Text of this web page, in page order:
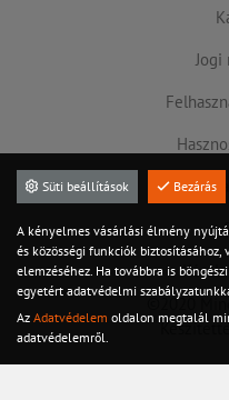
Jogi
©2020
Süti beállítások Bezárás
A kényelmes vásárlási élmény
és közösségi funkciók
elemzéséhez. Ha továbbra is
egyetért adatvédelmi
Az Adatvédelem oldalon megtalál
adatvédelemről.